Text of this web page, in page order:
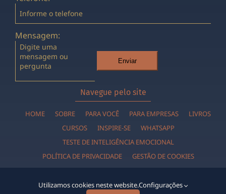
Mensagem:
Enviar
Navegue pelo site
HOME SOBRE PARA VOCÊ PARA EMPRESAS
LIVROS
CURSOS
INSPIRE-SE
WHATSAPP
TESTE DE INTELIGÊNCIA EMOCIONAL
POLÍTICA DE PRIVACIDADE
GESTÃO DE COOKIES
Utilizamos cookies neste website.Configurações